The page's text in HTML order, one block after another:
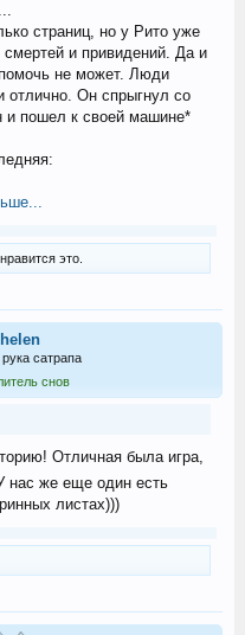
страниц, но у Рито уже
смертей и привидений. Да и
не может. Люди
Он спрыгнул со
и пошел к своей машине*
нравится это.
сатрапа
снов
Отличная была игра,
нас же еще один есть
листах)))